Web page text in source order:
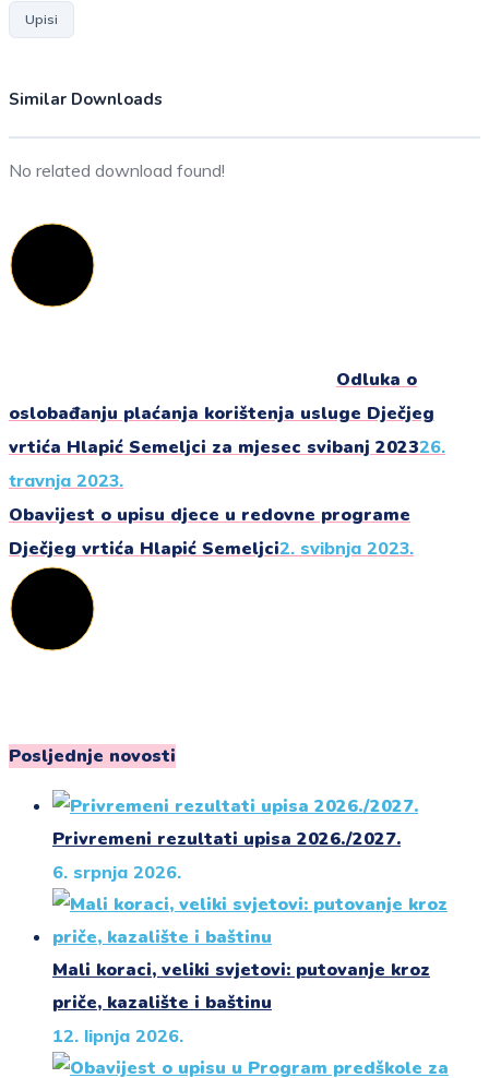
Upisi
Similar Downloads
No related download found!
Odluka o
oslobađanju plaćanja korištenja usluge Dječjeg
vrtića Hlapić Semeljci za mjesec svibanj 202326.
travnja 2023.
Obavijest o upisu djece u redovne programe
Dječjeg vrtića Hlapić Semeljci2. svibnja 2023.
Posljednje novosti
Privremeni rezultati upisa 2026./2027.
6. srpnja 2026.
Mali koraci, veliki svjetovi: putovanje kroz
priče, kazalište i baštinu
12. lipnja 2026.